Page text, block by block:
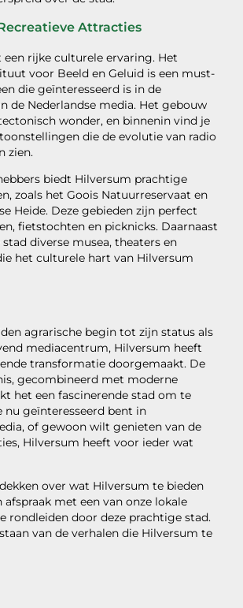
Attracties
rijke culturele ervaring. Het
voor Beeld en Geluid is een must-
die geïnteresseerd is in de
de Nederlandse media. Het gebouw
wonder, en binnenin vind je
die de evolutie van radio
zien.
biedt Hilversum prachtige
zoals het Goois Natuurreservaat en
Heide. Deze gebieden zijn perfect
fietstochten en picknicks. Daarnaast
diverse musea, theaters en
het culturele hart van Hilversum
agrarische begin tot zijn status als
mediacentrum, Hilversum heeft
transformatie doorgemaakt. De
gecombineerd met moderne
het een fascinerende stad om te
nu geïnteresseerd bent in
of gewoon wilt genieten van de
Hilversum heeft voor ieder wat
over wat Hilversum te bieden
afspraak met een van onze lokale
rondleiden door deze prachtige stad.
van de verhalen die Hilversum te